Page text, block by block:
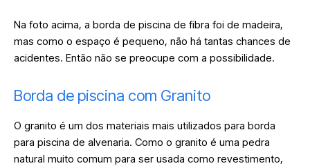
Na foto acima, a borda de piscina de fibra foi de madeira,
mas como o espaço é pequeno, não há tantas chances de
acidentes. Então não se preocupe com a possibilidade.
Borda de piscina com Granito
O granito é um dos materiais mais utilizados para borda
para piscina de alvenaria. Como o granito é uma pedra
natural muito comum para ser usada como revestimento,